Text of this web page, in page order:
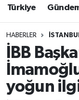
Türkiye
HABERLER
İBB
yoğun
Süper Lig
Tüm
Son Dakika
Haber Arşivi